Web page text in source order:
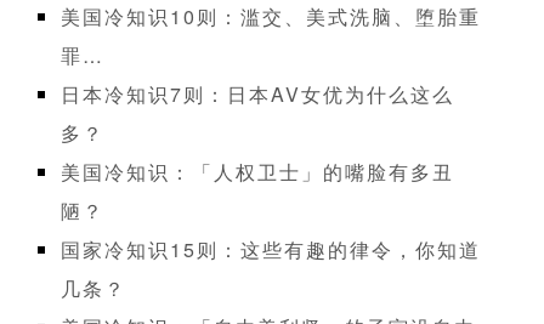
美国冷知识10则：滥交、美式洗脑、堕胎重
罪…
日本冷知识7则：日本AV女优为什么这么
多？
美国冷知识：「人权卫士」的嘴脸有多丑
陋？
国家冷知识15则：这些有趣的律令，你知道
几条？